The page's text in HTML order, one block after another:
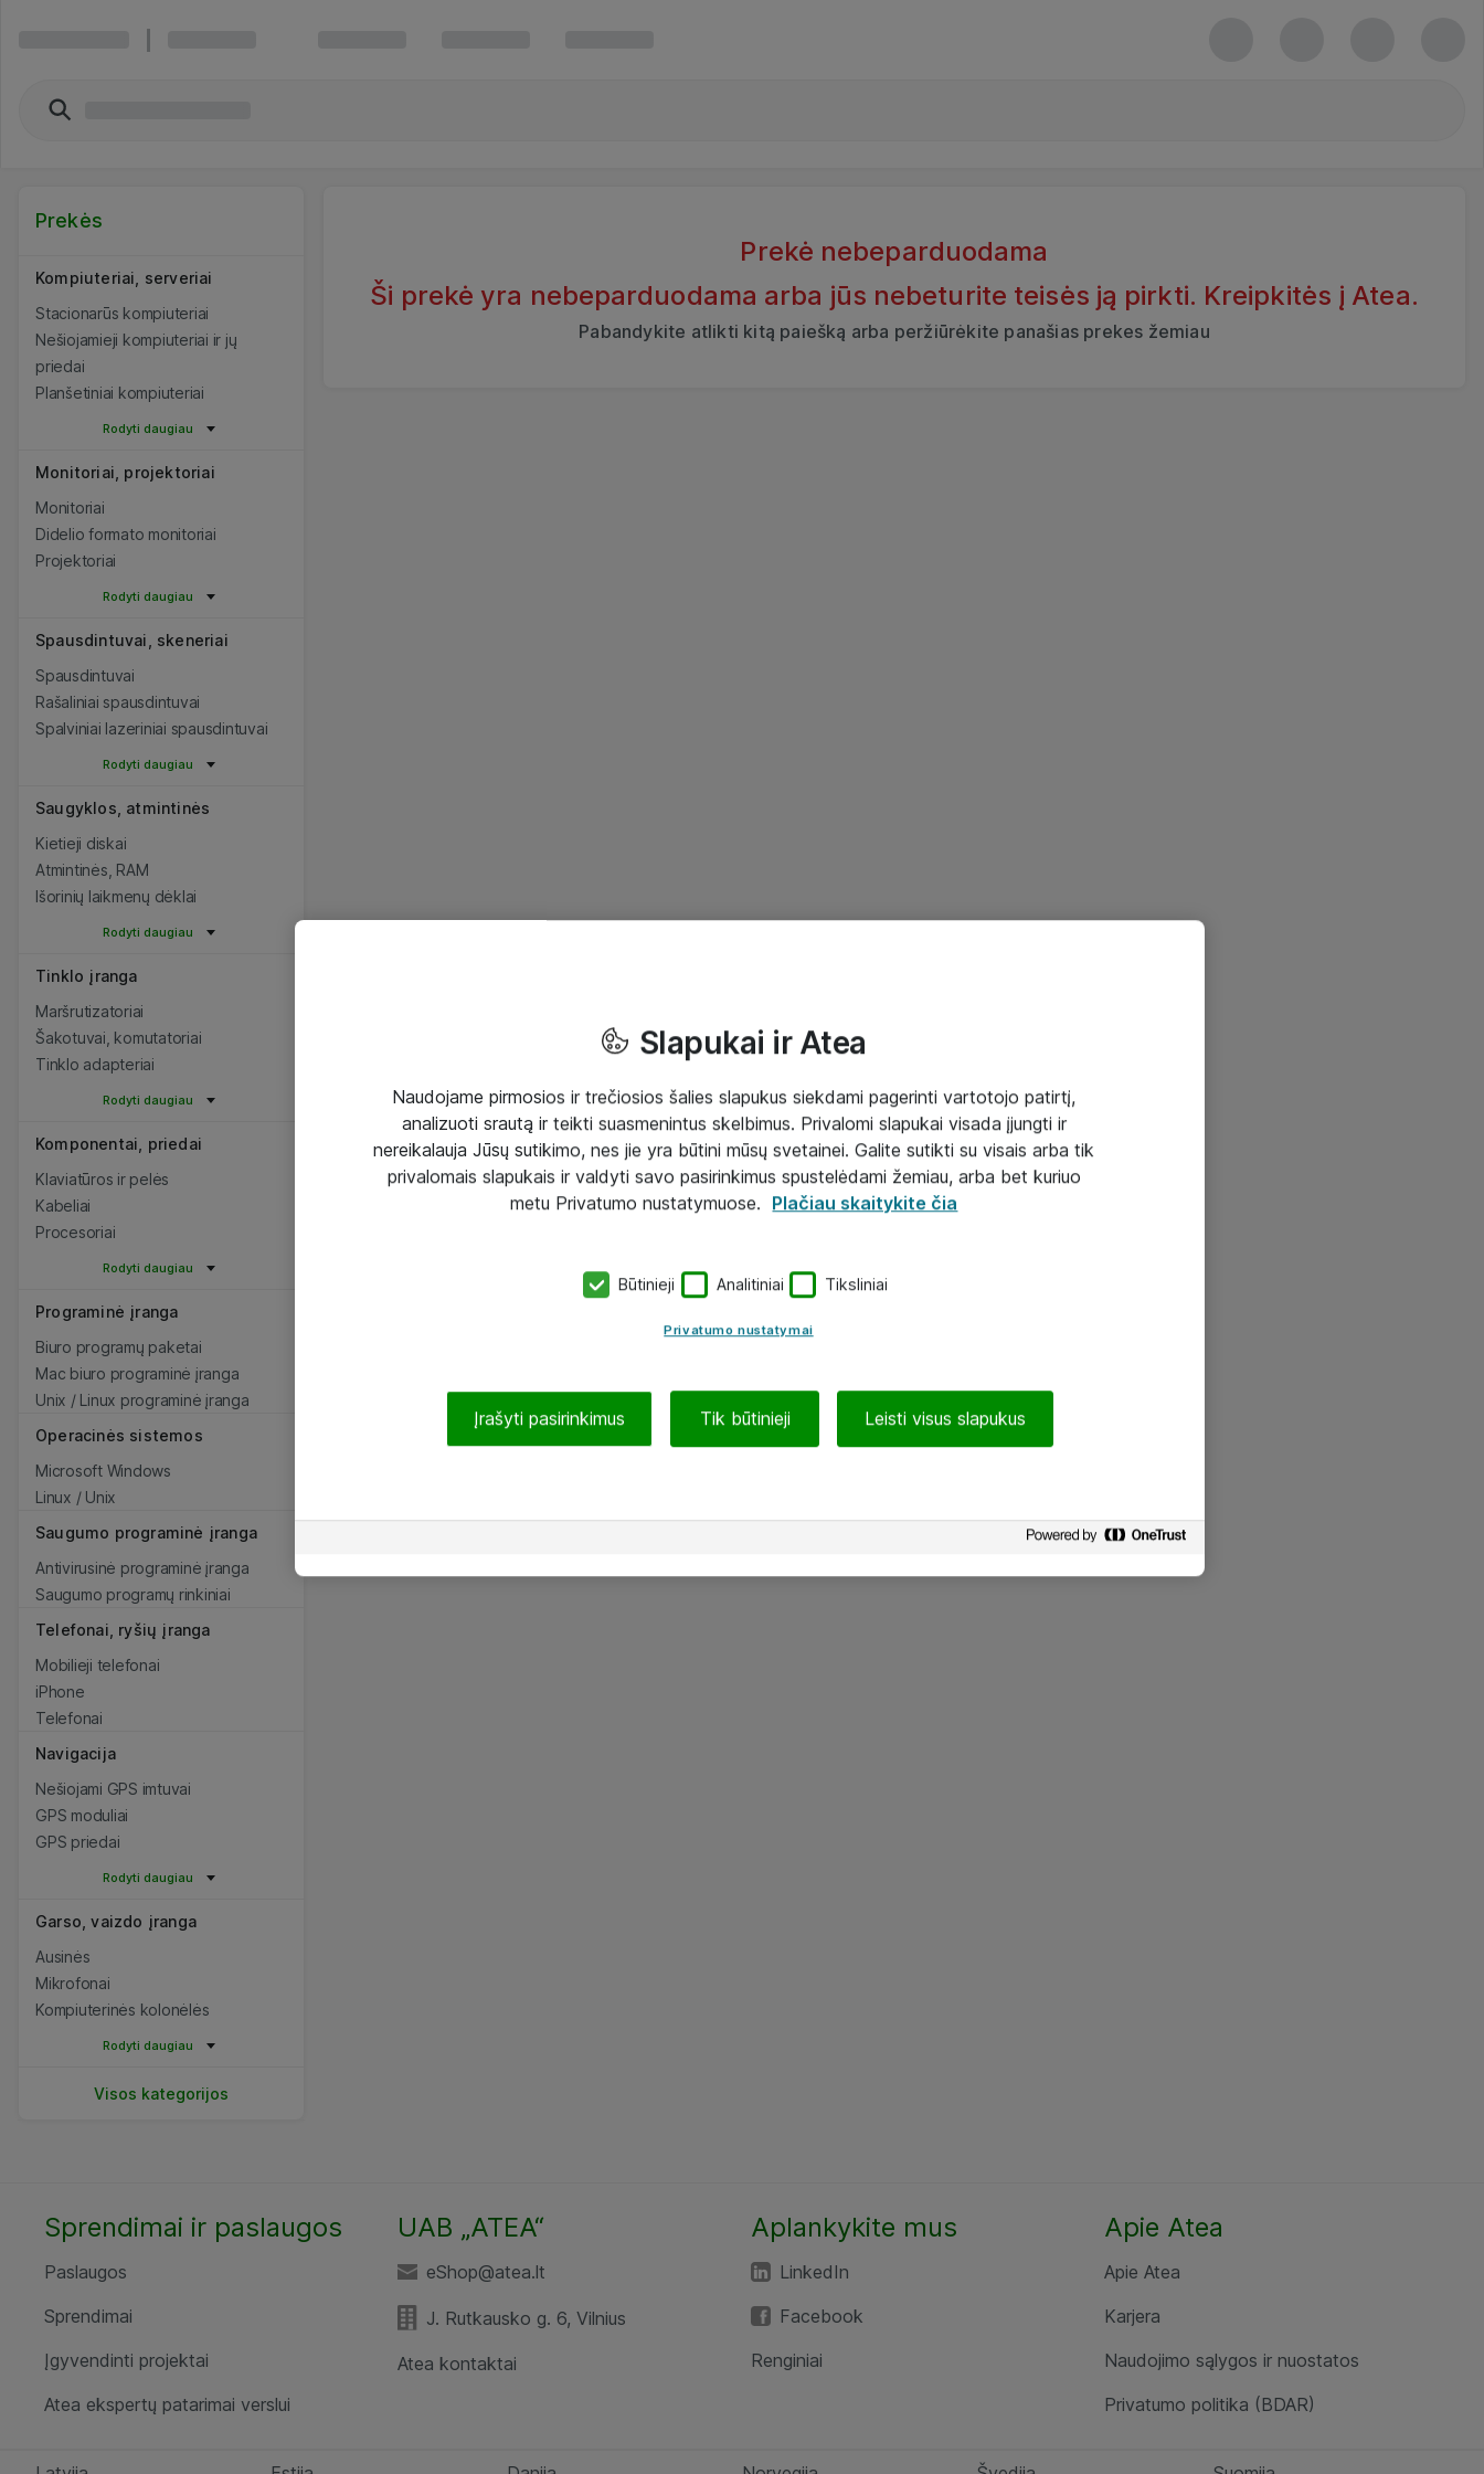
Prekės
Kompiuteriai, serveriai
Stacionarūs kompiuteriai
Nešiojamieji kompiuteriai ir jų
priedai
Planšetiniai kompiuteriai
Rodyti daugiau
Monitoriai, projektoriai
Monitoriai
Didelio formato monitoriai
Projektoriai
Rodyti daugiau
Spausdintuvai, skeneriai
Spausdintuvai
Rašaliniai spausdintuvai
Spalviniai lazeriniai spausdintuvai
Rodyti daugiau
Saugyklos, atmintinės
Kietieji diskai
Atmintinės, RAM
Išorinių laikmenų dėklai
Rodyti daugiau
Tinklo įranga
Maršrutizatoriai
Šakotuvai, komutatoriai
Tinklo adapteriai
Rodyti daugiau
Komponentai, priedai
Klaviatūros ir pelės
Kabeliai
Procesoriai
Rodyti daugiau
Programinė įranga
Biuro programų paketai
Mac biuro programinė įranga
Unix / Linux programinė įranga
Operacinės sistemos
Microsoft Windows
Linux / Unix
Saugumo programinė įranga
Antivirusinė programinė įranga
Saugumo programų rinkiniai
Telefonai, ryšių įranga
Mobilieji telefonai
iPhone
Telefonai
Navigacija
Nešiojami GPS imtuvai
GPS moduliai
GPS priedai
Rodyti daugiau
Garso, vaizdo įranga
Ausinės
Mikrofonai
Kompiuterinės kolonėlės
Rodyti daugiau
Visos kategorijos
Prekė nebeparduodama
Ši prekė yra nebeparduodama arba jūs nebeturite teisės ją pirkti. Kreipkitės į Atea.
Pabandykite atlikti kitą paiešką arba peržiūrėkite panašias prekes žemiau
Sprendimai ir paslaugos
Paslaugos
Sprendimai
Įgyvendinti projektai
Atea ekspertų patarimai verslui
UAB „ATEA“
eShop@atea.lt
J. Rutkausko g. 6, Vilnius
Atea kontaktai
Aplankykite mus
LinkedIn
Facebook
Renginiai
Apie Atea
Apie Atea
Karjera
Naudojimo sąlygos ir nuostatos
Privatumo politika (BDAR)
Slapukai ir Atea
Naudojame pirmosios ir trečiosios šalies slapukus siekdami pagerinti vartotojo patirtį,
analizuoti srautą ir teikti suasmenintus skelbimus. Privalomi slapukai visada įjungti ir
nereikalauja Jūsų sutikimo, nes jie yra būtini mūsų svetainei. Galite sutikti su visais arba tik
privalomais slapukais ir valdyti savo pasirinkimus spustelėdami žemiau, arba bet kuriuo
metu Privatumo nustatymuose. Plačiau skaitykite čia
Būtinieji Analitiniai Tiksliniai
Privatumo nustatymai
Įrašyti pasirinkimus Tik būtinieji Leisti visus slapukus